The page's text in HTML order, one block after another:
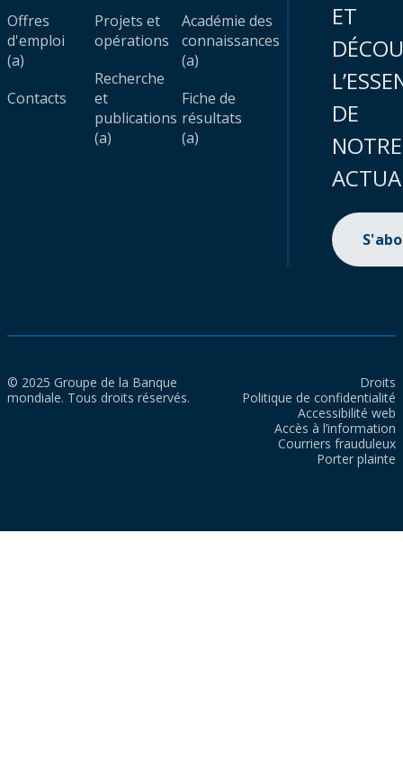
Offres
d'emploi
(a)
Contacts
Projets et
opérations
Recherche
et
publications
(a)
Académie des
connaissances
(a)
Fiche de
résultats
(a)
ET
DE
NOTRE
© 2025 Groupe de la Banque
mondiale. Tous droits réservés.
Droits
Politique de confidentialité
Accessibilité web
Accès à l’information
Courriers frauduleux
Porter plainte